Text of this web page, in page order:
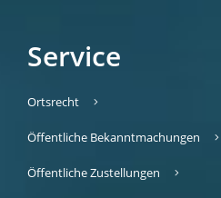
Service
Ortsrecht
Öffentliche Bekanntmachungen
Öffentliche Zustellungen